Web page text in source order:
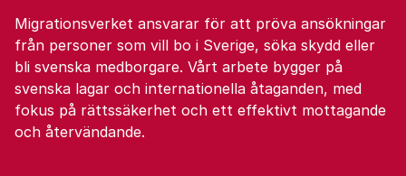
Migrationsverket ansvarar för att pröva ansökningar
från personer som vill bo i Sverige, söka skydd eller
bli svenska medborgare. Vårt arbete bygger på
svenska lagar och internationella åtaganden, med
fokus på rättssäkerhet och ett effektivt mottagande
och återvändande.